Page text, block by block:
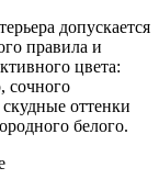
допускается
правила и
цвета:
сочного
оттенки
белого.